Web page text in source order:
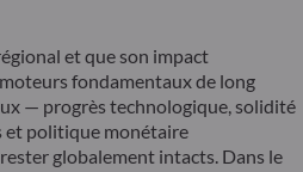
et que son impact
fondamentaux de long
— progrès technologique, solidité
et politique monétaire
globalement intacts. Dans le